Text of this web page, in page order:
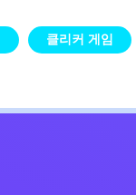
클리커 게임